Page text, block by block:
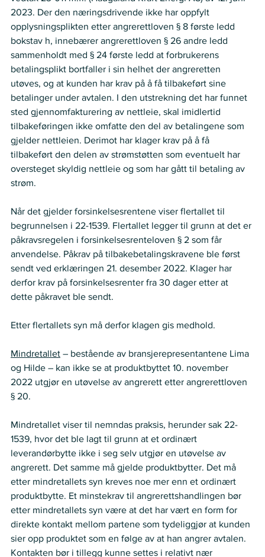
2023. Der den næringsdrivende ikke har oppfylt
opplysningsplikten etter angrerettloven § 8 første ledd
bokstav h, innebærer angrerettloven § 26 andre ledd
sammenholdt med § 24 første ledd at forbrukerens
betalingsplikt bortfaller i sin helhet der angreretten
utøves, og at kunden har krav på å få tilbakeført sine
betalinger under avtalen. I den utstrekning det har funnet
sted gjennomfakturering av nettleie, skal imidlertid
tilbakeføringen ikke omfatte den del av betalingene som
gjelder nettleien. Derimot har klager krav på å få
tilbakeført den delen av strømstøtten som eventuelt har
oversteget skyldig nettleie og som har gått til betaling av
strøm.
Når det gjelder forsinkelsesrentene viser flertallet til
begrunnelsen i 22-1539. Flertallet legger til grunn at det er
påkravsregelen i forsinkelsesrenteloven § 2 som får
anvendelse. Påkrav på tilbakebetalingskravene ble først
sendt ved erklæringen 21. desember 2022. Klager har
derfor krav på forsinkelsesrenter fra 30 dager etter at
dette påkravet ble sendt.
Etter flertallets syn må derfor klagen gis medhold.
Mindretallet – bestående av bransjerepresentantene Lima
og Hilde – kan ikke se at produktbyttet 10. november
2022 utgjør en utøvelse av angrerett etter angrerettloven
§ 20.
Mindretallet viser til nemndas praksis, herunder sak 22-
1539, hvor det ble lagt til grunn at et ordinært
leverandørbytte ikke i seg selv utgjør en utøvelse av
angrerett. Det samme må gjelde produktbytter. Det må
etter mindretallets syn kreves noe mer enn et ordinært
produktbytte. Et minstekrav til angrerettshandlingen bør
etter mindretallets syn være at det har vært en form for
direkte kontakt mellom partene som tydeliggjør at kunden
sier opp produktet som en følge av at han angrer avtalen.
Kontakten bør i tillegg kunne settes i relativt nær